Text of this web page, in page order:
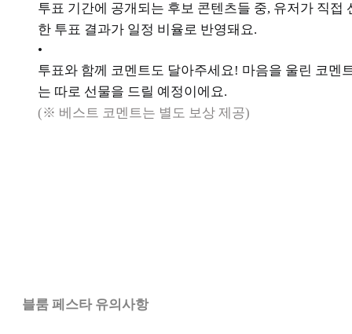
투표 기간에 공개되는 후보 콘텐츠들 중, 유저가 직접
한 투표 결과가 일정 비율로 반영돼요.
•
투표와 함께 코멘트도 달아주세요! 마음을 울린 코멘
는 따로 선물을 드릴 예정이에요.
(※ 베스트 코멘트는 별도 보상 제공)
블룸 페스타 유의사항